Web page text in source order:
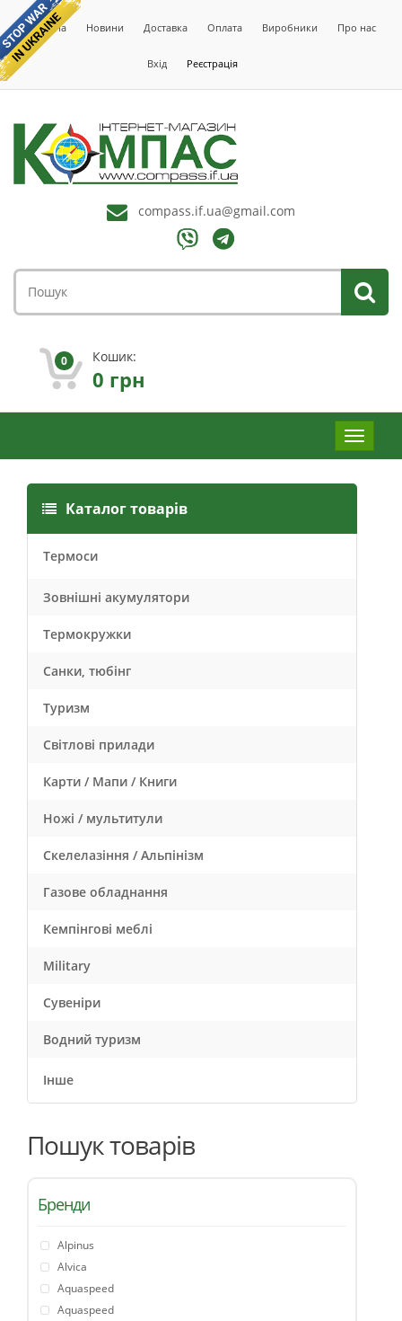
Головна Новини Доставка Оплата Виробники Про нас
Вхід Реєстрація
compass.if.ua@gmail.com
0 Кошик:
0 грн
Меню
Каталог товарів
Термоси
Зовнішні акумулятори
Термокружки
Санки, тюбінг
Туризм
Світлові прилади
Карти / Мапи / Книги
Ножі / мультитули
Скелелазіння / Альпінізм
Газове обладнання
Кемпінгові меблі
Military
Сувеніри
Водний туризм
Інше
Пошук товарів
Бренди
Alpinus
Alvica
Aquaspeed
Aquaspeed